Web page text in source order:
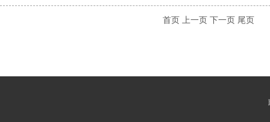
首页 上一页 下一页 尾页